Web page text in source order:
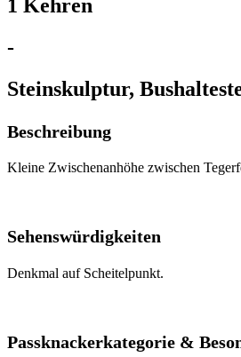
1 Kehren
-
Steinskulptur,
Beschreibung
Kleine Zwischenanhöhe zwischen
Sehenswürdigkeiten
Denkmal auf Scheitelpunkt.
Passknackerkategorie &